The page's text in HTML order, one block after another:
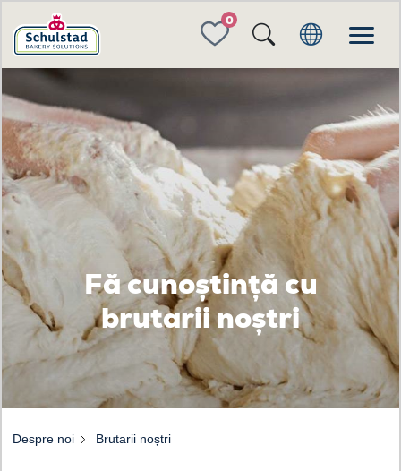
FAVORITES
Fă cunoștință cu
brutarii noștri
Despre noi Brutarii noștri